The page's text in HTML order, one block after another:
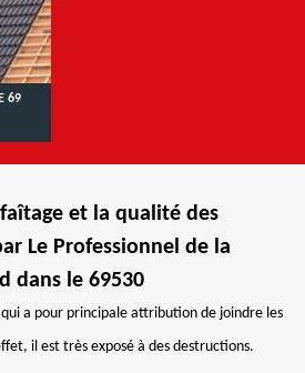
69
et la qualité des
Le Professionnel de la
dans le 69530
a pour principale attribution de joindre les
il est très exposé à des destructions.